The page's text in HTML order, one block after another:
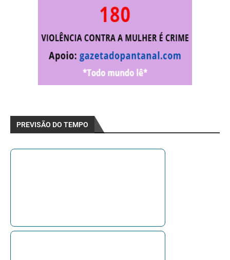
PREVISÃO DO TEMPO